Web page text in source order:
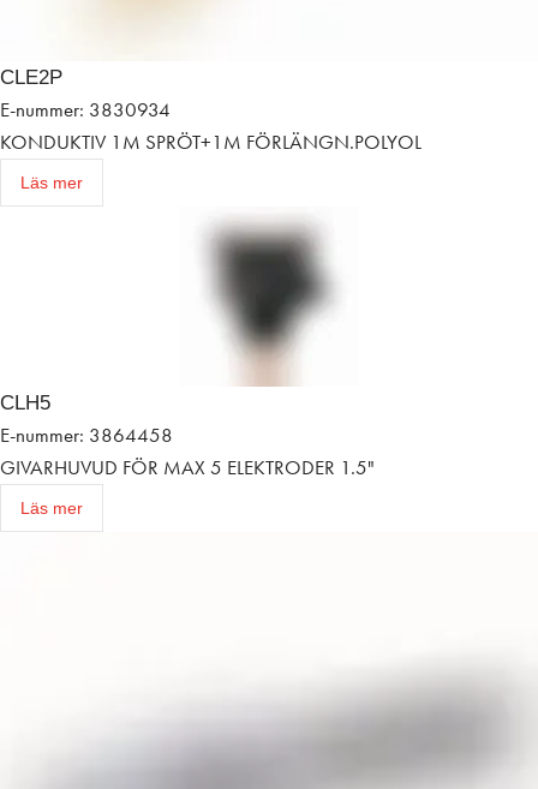
CLE2P
E-nummer: 3830934
KONDUKTIV 1M SPRÖT+1M FÖRLÄNGN.POLYOL
Läs mer
CLH5
E-nummer: 3864458
GIVARHUVUD FÖR MAX 5 ELEKTRODER 1.5"
Läs mer